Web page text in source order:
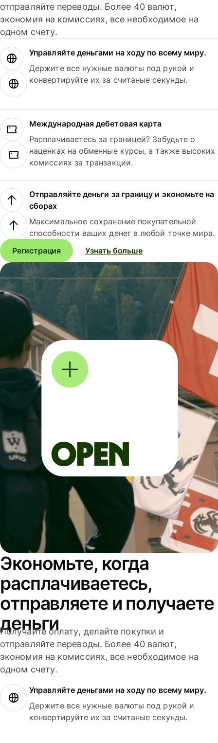
отправляйте переводы. Более 40 валют,
экономия на комиссиях, все необходимое на
одном счету.
Управляйте деньгами на ходу по всему миру.
Держите все нужные валюты под рукой и
конвертируйте их за считаные секунды.
Международная дебетовая карта
Расплачиваетесь за границей? Забудьте о
наценках на обменные курсы, а также высоких
комиссиях за транзакции.
Отправляйте деньги за границу и экономьте на
сборах
Максимальное сохранение покупательной
способности ваших денег в любой точке мира.
Регистрация
Узнать больше
Экономьте, когда
расплачиваетесь,
отправляете и получаете
деньги
Получайте оплату, делайте покупки и
отправляйте переводы. Более 40 валют,
экономия на комиссиях, все необходимое на
одном счету.
Управляйте деньгами на ходу по всему миру.
Держите все нужные валюты под рукой и
конвертируйте их за считаные секунды.